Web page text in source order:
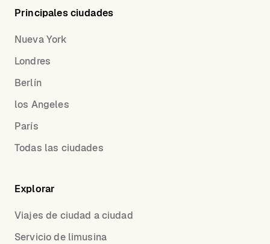
Principales ciudades
Nueva York
Londres
Berlín
los Angeles
París
Todas las ciudades
Explorar
Viajes de ciudad a ciudad
Servicio de limusina